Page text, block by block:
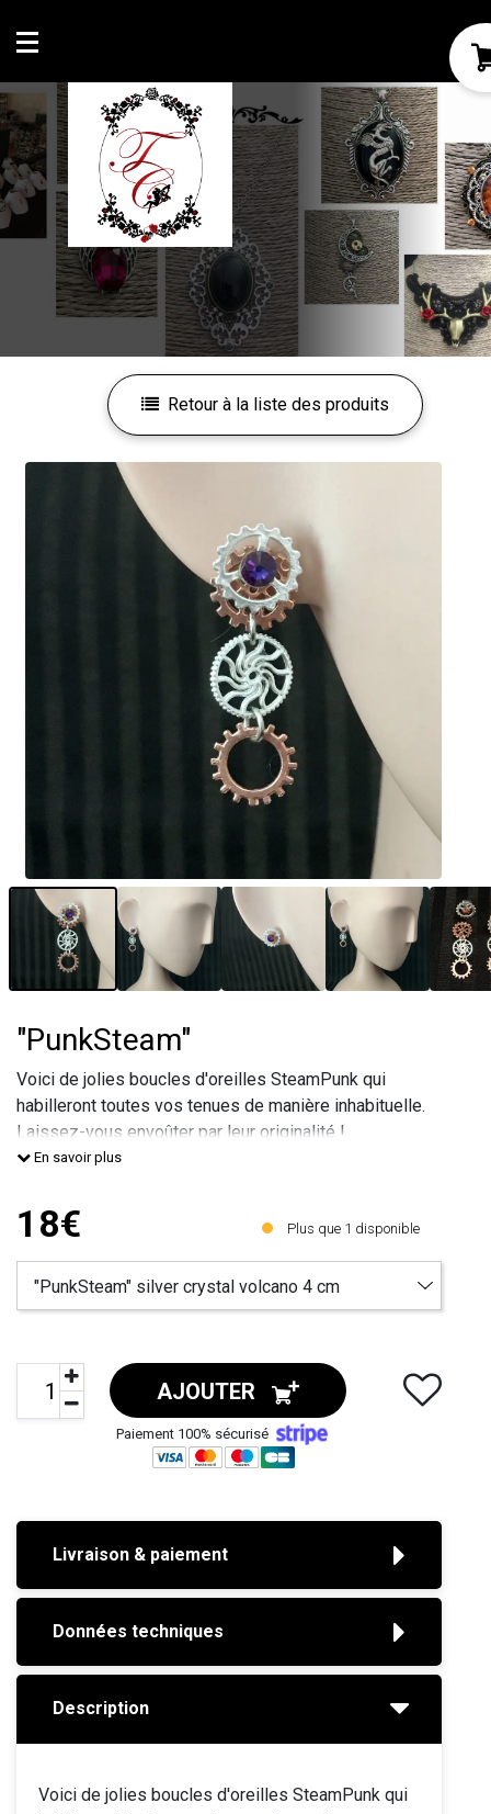
Mon compte
Mes favoris
Retour à la liste des produits
"PunkSteam"
Voici de jolies boucles d'oreilles SteamPunk qui
habilleront toutes vos tenues de manière inhabituelle.
Laissez-vous envoûter par leur originalité !
Vous pouvez portez ces boucles d'oreilles de 3 façons
De manière classique en version longue.De manière
simple en version puce.De manière décalée en version
assymétrique (une longue et u
En savoir plus
18€ Plus que 1 disponible
AJOUTER
Paiement 100% sécurisé
Livraison & paiement
Données techniques
Description
Voici de jolies boucles d'oreilles SteamPunk qui